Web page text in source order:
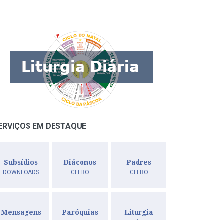
EM DESTAQUE
Subsídios
DOWNLOADS
Diáconos
CLERO
Padres
CLERO
Mensagens Paróquias Liturgia